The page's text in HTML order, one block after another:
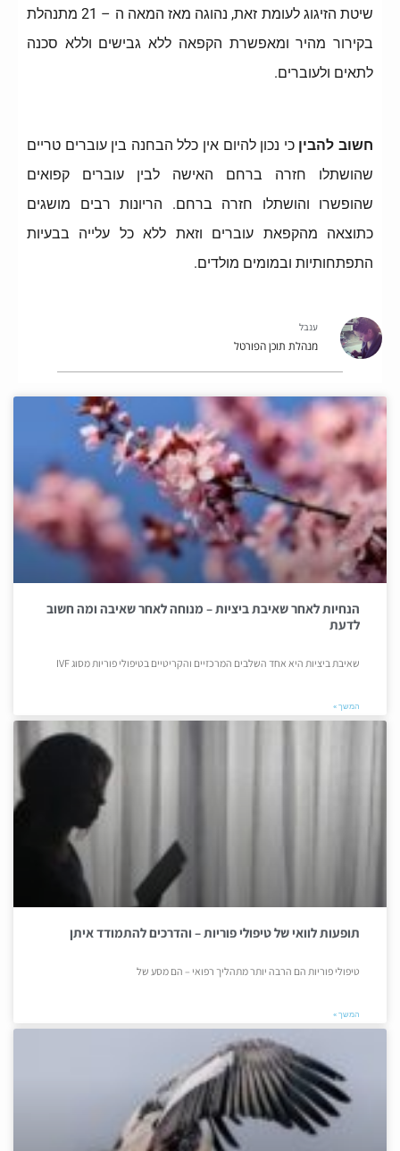
שיטת הזיגוג לעומת זאת, נהוגה מאז המאה ה – 21 מתנהלת
בקירור מהיר ומאפשרת הקפאה ללא גבישים וללא סכנה
לתאים ולעוברים.
חשוב להבין כי נכון להיום אין כלל הבחנה בין עוברים טריים
שהושתלו חזרה ברחם האישה לבין עוברים קפואים
שהופשרו והושתלו חזרה ברחם. הריונות רבים מושגים
כתוצאה מהקפאת עוברים וזאת ללא כל עלייה בבעיות
התפתחותיות ובמומים מולדים.
ענבל
מנהלת תוכן הפורטל
הנחיות לאחר שאיבת ביציות – מנוחה לאחר שאיבה ומה חשוב
לדעת
שאיבת ביציות היא אחד השלבים המרכזיים והקריטיים בטיפולי פוריות מסוג IVF
המשך »
תופעות לוואי של טיפולי פוריות – והדרכים להתמודד איתן
טיפולי פוריות הם הרבה יותר מתהליך רפואי – הם מסע של
המשך »